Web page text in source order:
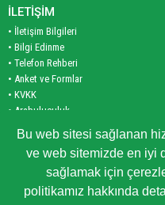
Bu web sitesi sağlanan
ve web sitemizde en iyi
sağlamak için
politikamız hakkında
İLETİŞİM
• İletişim Bilgileri
• Bilgi Edinme
• Telefon Rehberi
• Anket ve Formlar
• KVKK
• Arabuluculuk
KURUMSAL
• Yöneticilerimiz